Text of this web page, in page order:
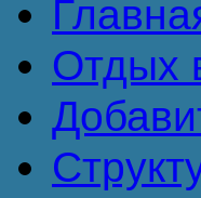
Отдых